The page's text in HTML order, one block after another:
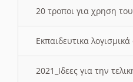
20 τροποι για χρηση
Εκπαιδευτικα
2021_Ιδεες για την